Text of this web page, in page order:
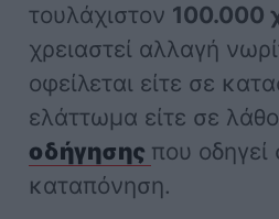
τουλάχιστον 100.000
χρειαστεί αλλαγή
οφείλεται είτε σε
ελάττωμα είτε σε
οδήγησης που
καταπόνηση.